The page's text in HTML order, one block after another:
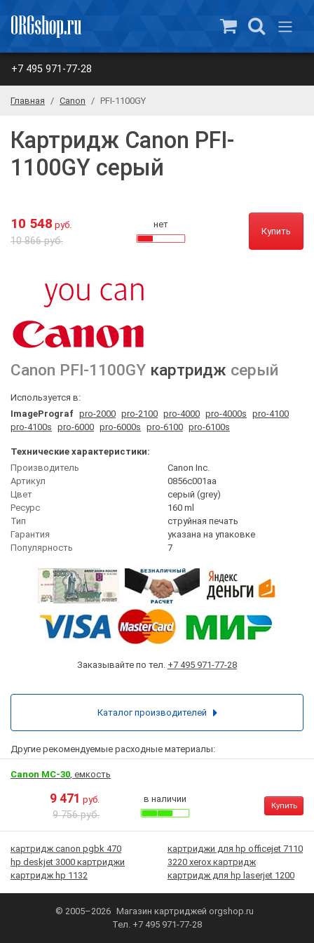
+7 495 971-77-28
Главная Canon PFI-1100GY
Картридж Canon PFI-
1100GY серый
10 548 руб.
10 866 руб.
нет
Купить
Canon PFI-1100GY картридж серый
Используется в:
ImagePrograf pro-2000 pro-2100 pro-4000 pro-4000s pro-4100
pro-4100s pro-6000 pro-6000s pro-6100 pro-6100s
Технические характеристики:
Производитель
Canon Inc.
Артикул
0856c001aa
Цвет
серый (grey)
Ресурс
160 ml
Тип
струйная печать
Гарантия
указана на упаковке
Популярность
7
Заказывайте по тел. +7 495 971-77-28
Другие рекомендуемые расходные материалы:
Canon MC-30, емкость
9 471 руб.
9 756 руб.
в наличии
Купить
картридж canon pgbk 470
картриджи для hp officejet 7110
hp deskjet 3000 картриджи
3220 xerox картридж
картридж hp 1132
картридж для hp laserjet 1200
© 2005–2026 Магазин картриджей orgshop.ru
Тел. +7 495 971-77-28